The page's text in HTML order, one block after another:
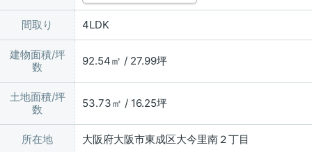
間取り 4LDK
建物面積/坪
数
92.54㎡ / 27.99坪
土地面積/坪
数
53.73㎡ / 16.25坪
所在地 大阪府大阪市東成区大今里南２丁目